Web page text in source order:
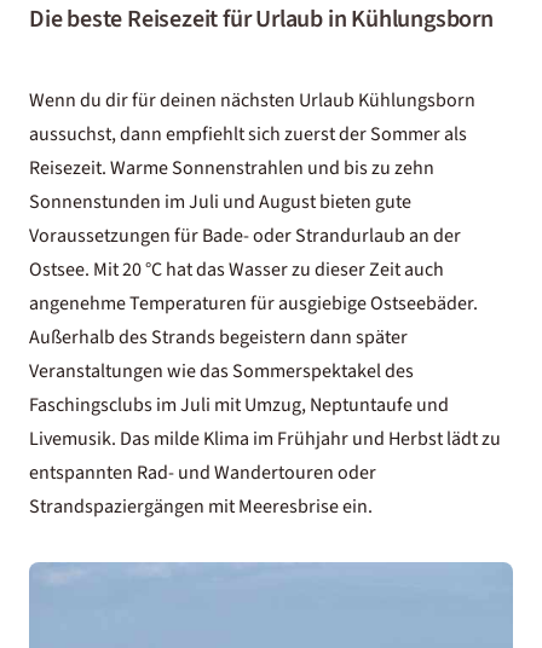
Die beste Reisezeit für Urlaub in Kühlungsborn
Wenn du dir für deinen nächsten Urlaub Kühlungsborn
aussuchst, dann empfiehlt sich zuerst der Sommer als
Reisezeit. Warme Sonnenstrahlen und bis zu zehn
Sonnenstunden im Juli und August bieten gute
Voraussetzungen für Bade- oderStrandurlaub an der
Ostsee. Mit 20 °C hat das Wasser zu dieser Zeit auch
angenehme Temperaturen für ausgiebige Ostseebäder.
Außerhalb des Strands begeistern dann später
Veranstaltungen wie das Sommerspektakel des
Faschingsclubs im Juli mit Umzug, Neptuntaufe und
Livemusik. Das milde Klima im Frühjahr und Herbst lädt zu
entspannten Rad- und Wandertouren oder
Strandspaziergängen mit Meeresbrise ein.